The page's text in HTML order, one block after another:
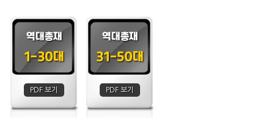
역대총재
1-30대
PDF 보기
역대총재
31-50대
PDF 보기